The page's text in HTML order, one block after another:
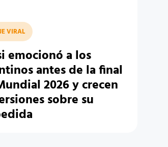
VIRAL
emocionó a los
antes de la final
2026 y crecen
sobre su